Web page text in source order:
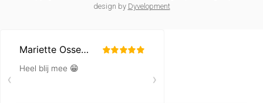
design by Dyvelopment